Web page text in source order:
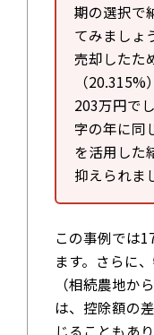
期の選択で
てみましょ
売却したた
（
203万円で
字の年に同
を活用した
抑えられま
この事例では
ます。さらに
（相続農地か
は、控除額の
じることもあり